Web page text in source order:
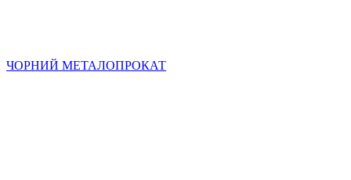
ЧОРНИЙ МЕТАЛОПРОКАТ